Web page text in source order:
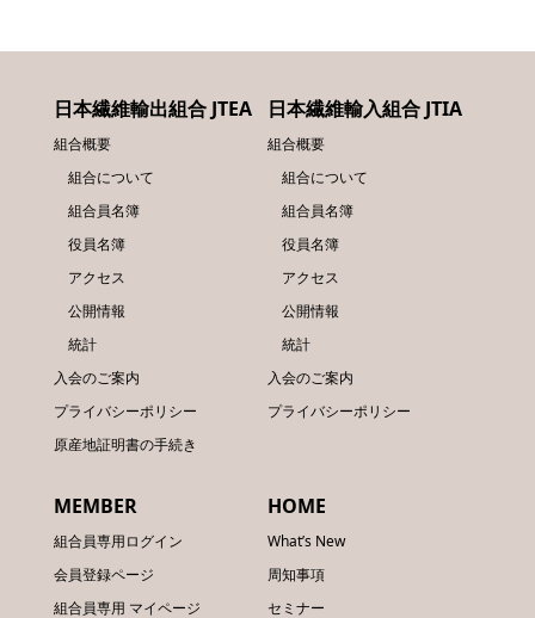
日本繊維輸出組合 JTEA
組合概要
組合について
組合員名簿
役員名簿
アクセス
公開情報
統計
入会のご案内
プライバシーポリシー
原産地証明書の手続き
日本繊維輸入組合 JTIA
組合概要
組合について
組合員名簿
役員名簿
アクセス
公開情報
統計
入会のご案内
プライバシーポリシー
MEMBER
組合員専用ログイン
会員登録ページ
組合員専用 マイページ
HOME
What’s New
周知事項
セミナー